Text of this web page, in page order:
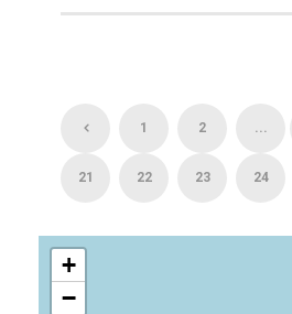
1 2 ...
21 22 23 24
+
−